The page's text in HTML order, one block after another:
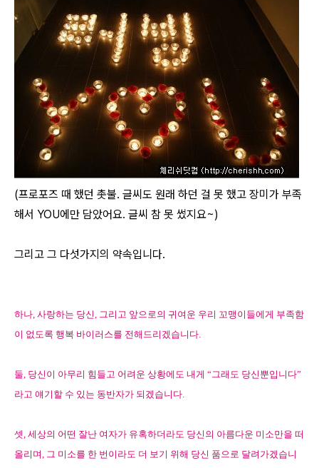
(프로포즈 때 했던 촛불. 글씨도 원래 하던 걸 못 했고 장미가 부족
해서 YOU에만 담았어요. 글씨 참 못 썼지요~)
그리고 그 다섯가지의 약속입니다.
하나, 사랑하는 당신, 그리고 앞으로의 귀여운 우리 꼬맹이들에게 부족함
이 없도록 행복 바이러스를 전해드리겠습니다.
둘, 당신이 아무리 힘들고 어려운 상황에도 내게 “그래도 당신뿐입니다”
라고 얘기할 수 있는 동반자가 되겠습니다.
셋, 세상의 어떤 잘난 여자가 유혹하더라도 당신의 아름다운 미소만을 떠
올리며, 그 미소를 한 번이라도 더 보기 위해 당신 품으로 달려가겠습니